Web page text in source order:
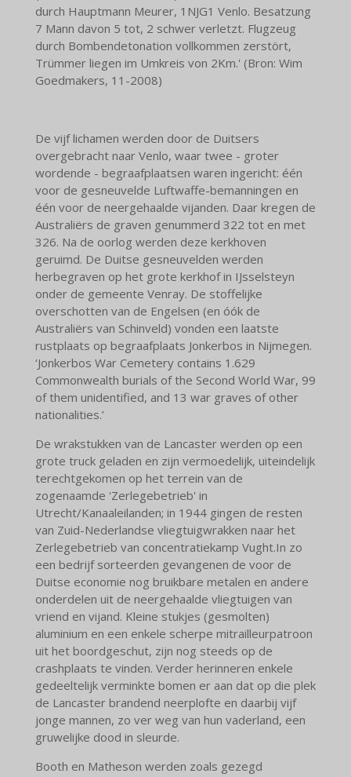
durch Hauptmann Meurer, 1NJG1 Venlo. Besatzung
7 Mann davon 5 tot, 2 schwer verletzt. Flugzeug
durch Bombendetonation vollkommen zerstört,
Trümmer liegen im Umkreis von 2Km.' (Bron: Wim
Goedmakers, 11-2008)
De vijf lichamen werden door de Duitsers
overgebracht naar Venlo, waar twee - groter
wordende - begraafplaatsen waren ingericht: één
voor de gesneuvelde Luftwaffe-bemanningen en
één voor de neergehaalde vijanden. Daar kregen de
Australiërs de graven genummerd 322 tot en met
326. Na de oorlog werden deze kerkhoven
geruimd. De Duitse gesneuvelden werden
herbegraven op het grote kerkhof in IJsselsteyn
onder de gemeente Venray. De stoffelijke
overschotten van de Engelsen (en óók de
Australiërs van Schinveld) vonden een laatste
rustplaats op begraafplaats Jonkerbos in Nijmegen.
‘Jonkerbos War Cemetery contains 1.629
Commonwealth burials of the Second World War, 99
of them unidentified, and 13 war graves of other
nationalities.’
De wrakstukken van de Lancaster werden op een
grote truck geladen en zijn vermoedelijk, uiteindelijk
terechtgekomen op het terrein van de
zogenaamde 'Zerlegebetrieb' in
Utrecht/Kanaaleilanden; in 1944 gingen de resten
van Zuid-Nederlandse vliegtuigwrakken naar het
Zerlegebetrieb van concentratiekamp Vught.In zo
een bedrijf sorteerden gevangenen de voor de
Duitse economie nog bruikbare metalen en andere
onderdelen uit de neergehaalde vliegtuigen van
vriend en vijand. Kleine stukjes (gesmolten)
aluminium en een enkele scherpe mitrailleurpatroon
uit het boordgeschut, zijn nog steeds op de
crashplaats te vinden. Verder herinneren enkele
gedeeltelijk verminkte bomen er aan dat op die plek
de Lancaster brandend neerplofte en daarbij vijf
jonge mannen, zo ver weg van hun vaderland, een
gruwelijke dood in sleurde.
Booth en Matheson werden zoals gezegd